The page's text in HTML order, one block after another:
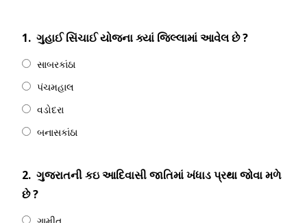
1. ગુહાઈ સિંચાઈ યોજના ક્યાં જિલ્લામાં આવેલ છે ?
સાબરકાંઠા
પંચમહાલ
વડોદરા
બનાસકાંઠા
2. ગુજરાતની કઇ આદિવાસી જાતિમાં ખંધાડ પ્રથા જોવા મળે
છે ?